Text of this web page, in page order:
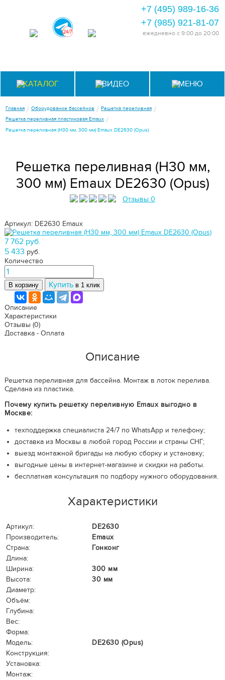
+7 (495) 989-16-36
+7 (985) 921-81-07
ежедневно с 9:00 до 20:00
КАТАЛОГ ВИДЕО МЕНЮ
Главная / Оборудование бассейнов / Решетка переливная /
Решетка переливная пластиковая Emaux /
Решетка переливная (Н30 мм, 300 мм) Emaux DE2630 (Opus)
Решетка переливная (Н30 мм,
300 мм) Emaux DE2630 (Opus)
Отзывы 0
Артикул: DE2630 Emaux
7 762 руб.
5 433 руб.
Количество
В корзину Купить в 1 клик
Описание
Характеристики
Отзывы (0)
Доставка - Оплата
Описание
Решетка переливная для бассейна. Монтаж в лоток перелива.
Сделана из пластика.
Почему купить решетку переливную Emaux выгодно в
Москве:
техподдержка специалиста 24/7 по WhatsApp и телефону;
доставка из Москвы в любой город России и страны СНГ;
выезд монтажной бригады на любую сборку и установку;
выгодные цены в интернет-магазине и скидки на работы.
бесплатная консультация по подбору нужного оборудования.
Характеристики
Артикул:
DE2630
Производитель:
Emaux
Страна:
Гонконг
Длина:
Ширина:
300 мм
Высота:
30 мм
Диаметр:
Объём:
Глубина:
Вес:
Форма:
Модель:
DE2630 (Opus)
Конструкция:
Установка:
Монтаж: